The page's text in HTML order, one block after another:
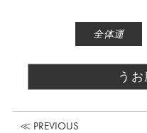
全体運
う
≪ PREVIOUS